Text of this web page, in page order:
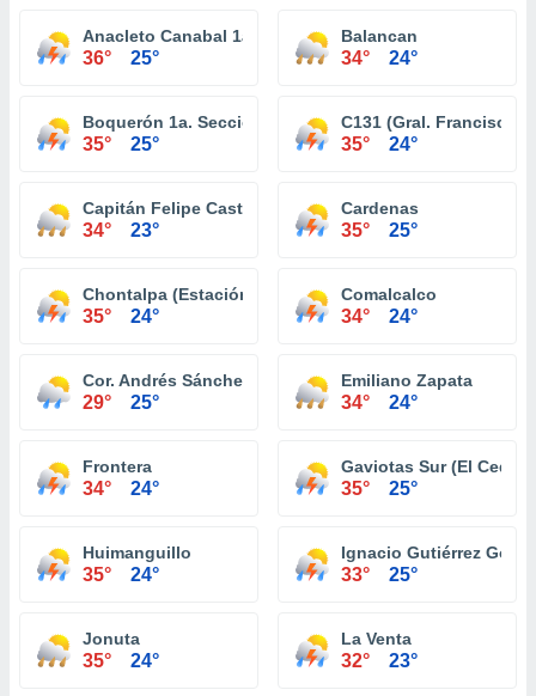
Anacleto Canabal 1a. Sección
36° 25°
Balancan
34° 24°
Boquerón 1a. Sección (San Pedro)
35° 25°
C131 (Gral. Francisco
35° 24°
Capitán Felipe Castellanos Díaz (San Pedro)
34° 23°
Cardenas
35° 25°
Chontalpa (Estación Chontalpa)
35° 24°
Comalcalco
34° 24°
Cor. Andrés Sánchez Magallanes
29° 25°
Emiliano Zapata
34° 24°
Frontera
34° 24°
Gaviotas Sur (El Cedral)
35° 25°
Huimanguillo
35° 24°
Ignacio Gutiérrez
33° 25°
Jonuta
35° 24°
La Venta
32° 23°